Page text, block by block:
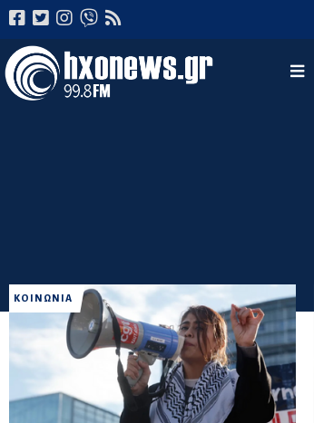
ΚΟΙΝΩΝΙΑ